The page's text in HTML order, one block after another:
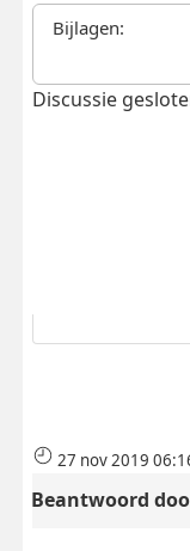
Bijlagen:
Discussie
27 nov 2019
Beantwoord